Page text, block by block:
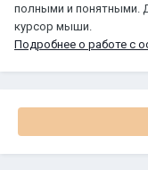
полными и понятными.
курсор мыши.
Подробнее о работе с